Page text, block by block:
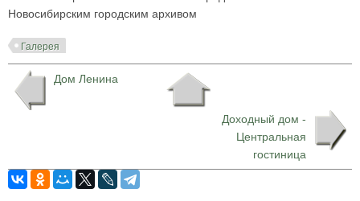
Новосибирским городским архивом
Галерея
Дом Ленина
Доходный дом -
Центральная
гостиница